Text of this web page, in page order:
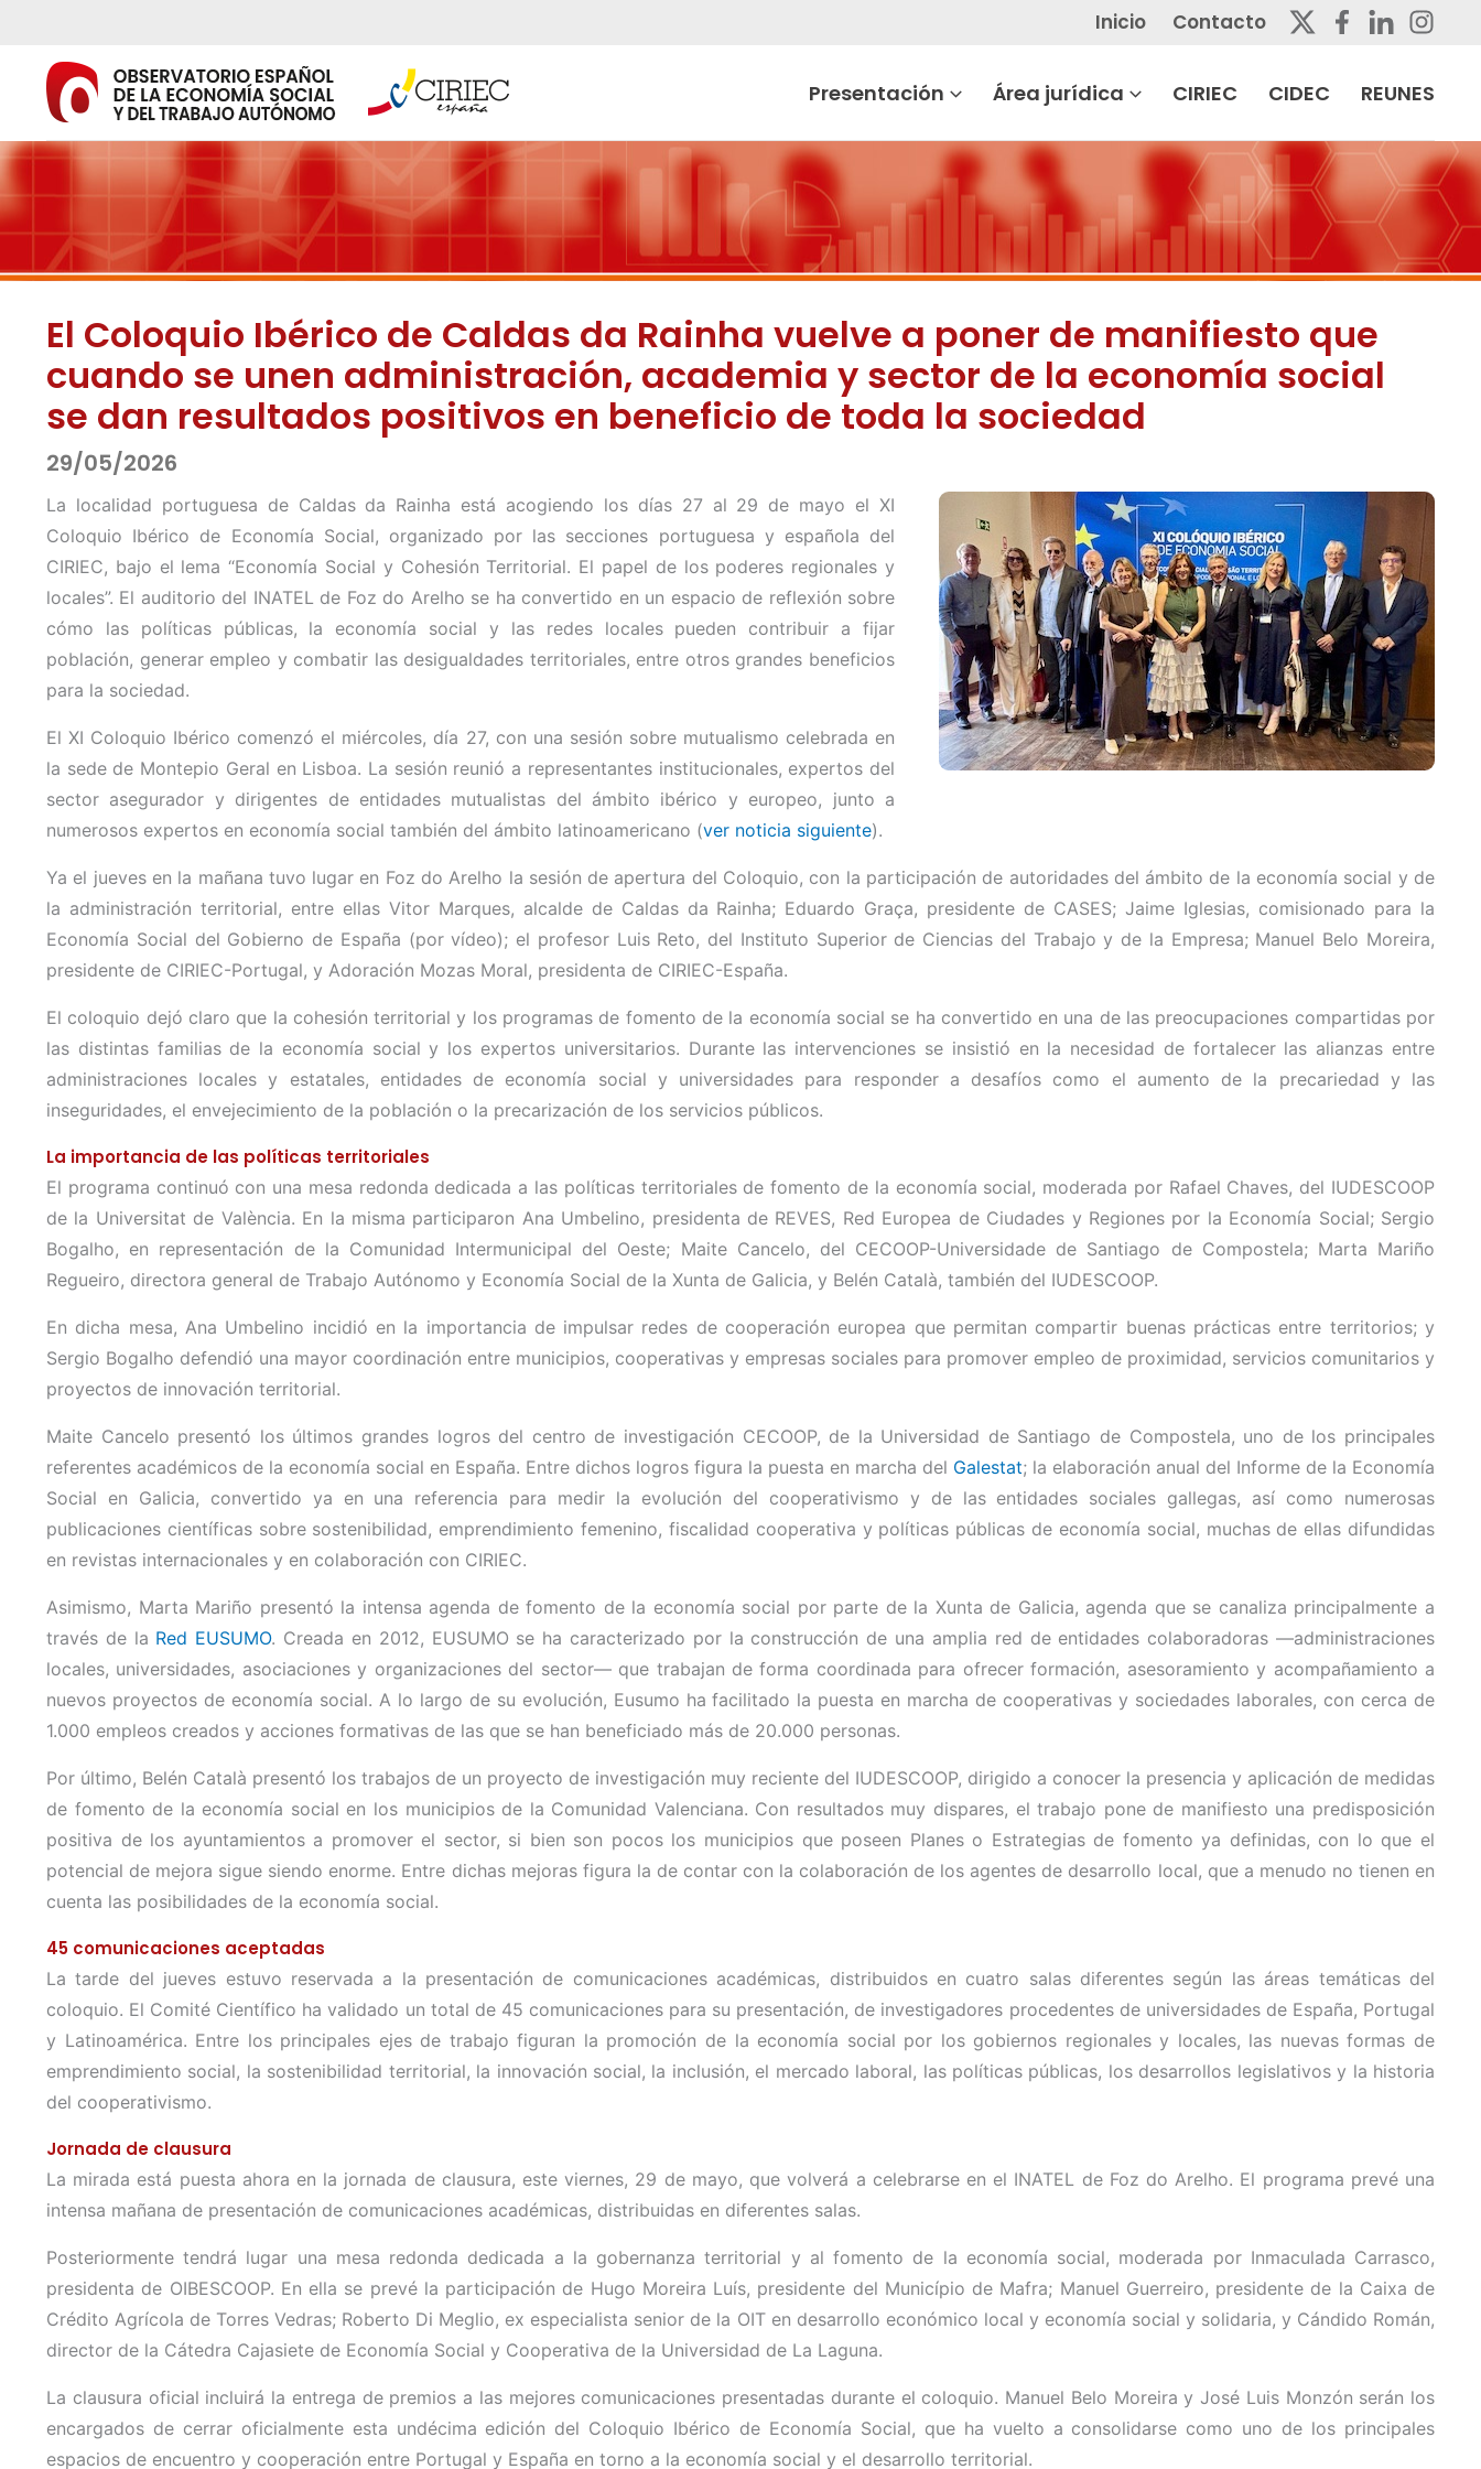
contenido
Inicio Contacto
Presentación Área jurídica CIRIEC CIDEC REUNES
El Coloquio Ibérico de Caldas da Rainha vuelve a poner de manifiesto que
cuando se unen administración, academia y sector de la economía social
se dan resultados positivos en beneficio de toda la sociedad
29/05/2026
La localidad portuguesa de Caldas da Rainha está acogiendo los días 27 al 29 de mayo el XI
Coloquio Ibérico de Economía Social, organizado por las secciones portuguesa y española del
CIRIEC, bajo el lema “Economía Social y Cohesión Territorial. El papel de los poderes regionales y
locales”. El auditorio del INATEL de Foz do Arelho se ha convertido en un espacio de reflexión sobre
cómo las políticas públicas, la economía social y las redes locales pueden contribuir a fijar
población, generar empleo y combatir las desigualdades territoriales, entre otros grandes beneficios
para la sociedad.
El XI Coloquio Ibérico comenzó el miércoles, día 27, con una sesión sobre mutualismo celebrada en
la sede de Montepio Geral en Lisboa. La sesión reunió a representantes institucionales, expertos del
sector asegurador y dirigentes de entidades mutualistas del ámbito ibérico y europeo, junto a
numerosos expertos en economía social también del ámbito latinoamericano (ver noticia siguiente).
Ya el jueves en la mañana tuvo lugar en Foz do Arelho la sesión de apertura del Coloquio, con la participación de autoridades del ámbito de la economía social y de
la administración territorial, entre ellas Vitor Marques, alcalde de Caldas da Rainha; Eduardo Graça, presidente de CASES; Jaime Iglesias, comisionado para la
Economía Social del Gobierno de España (por vídeo); el profesor Luis Reto, del Instituto Superior de Ciencias del Trabajo y de la Empresa; Manuel Belo Moreira,
presidente de CIRIEC-Portugal, y Adoración Mozas Moral, presidenta de CIRIEC-España.
El coloquio dejó claro que la cohesión territorial y los programas de fomento de la economía social se ha convertido en una de las preocupaciones compartidas por
las distintas familias de la economía social y los expertos universitarios. Durante las intervenciones se insistió en la necesidad de fortalecer las alianzas entre
administraciones locales y estatales, entidades de economía social y universidades para responder a desafíos como el aumento de la precariedad y las
inseguridades, el envejecimiento de la población o la precarización de los servicios públicos.
La importancia de las políticas territoriales
El programa continuó con una mesa redonda dedicada a las políticas territoriales de fomento de la economía social, moderada por Rafael Chaves, del IUDESCOOP
de la Universitat de València. En la misma participaron Ana Umbelino, presidenta de REVES, Red Europea de Ciudades y Regiones por la Economía Social; Sergio
Bogalho, en representación de la Comunidad Intermunicipal del Oeste; Maite Cancelo, del CECOOP-Universidade de Santiago de Compostela; Marta Mariño
Regueiro, directora general de Trabajo Autónomo y Economía Social de la Xunta de Galicia, y Belén Català, también del IUDESCOOP.
En dicha mesa, Ana Umbelino incidió en la importancia de impulsar redes de cooperación europea que permitan compartir buenas prácticas entre territorios; y
Sergio Bogalho defendió una mayor coordinación entre municipios, cooperativas y empresas sociales para promover empleo de proximidad, servicios comunitarios y
proyectos de innovación territorial.
Maite Cancelo presentó los últimos grandes logros del centro de investigación CECOOP, de la Universidad de Santiago de Compostela, uno de los principales
referentes académicos de la economía social en España. Entre dichos logros figura la puesta en marcha del Galestat; la elaboración anual del Informe de la Economía
Social en Galicia, convertido ya en una referencia para medir la evolución del cooperativismo y de las entidades sociales gallegas, así como numerosas
publicaciones científicas sobre sostenibilidad, emprendimiento femenino, fiscalidad cooperativa y políticas públicas de economía social, muchas de ellas difundidas
en revistas internacionales y en colaboración con CIRIEC.
Asimismo, Marta Mariño presentó la intensa agenda de fomento de la economía social por parte de la Xunta de Galicia, agenda que se canaliza principalmente a
través de la Red EUSUMO. Creada en 2012, EUSUMO se ha caracterizado por la construcción de una amplia red de entidades colaboradoras —administraciones
locales, universidades, asociaciones y organizaciones del sector— que trabajan de forma coordinada para ofrecer formación, asesoramiento y acompañamiento a
nuevos proyectos de economía social. A lo largo de su evolución, Eusumo ha facilitado la puesta en marcha de cooperativas y sociedades laborales, con cerca de
1.000 empleos creados y acciones formativas de las que se han beneficiado más de 20.000 personas.
Por último, Belén Català presentó los trabajos de un proyecto de investigación muy reciente del IUDESCOOP, dirigido a conocer la presencia y aplicación de medidas
de fomento de la economía social en los municipios de la Comunidad Valenciana. Con resultados muy dispares, el trabajo pone de manifiesto una predisposición
positiva de los ayuntamientos a promover el sector, si bien son pocos los municipios que poseen Planes o Estrategias de fomento ya definidas, con lo que el
potencial de mejora sigue siendo enorme. Entre dichas mejoras figura la de contar con la colaboración de los agentes de desarrollo local, que a menudo no tienen en
cuenta las posibilidades de la economía social.
45 comunicaciones aceptadas
La tarde del jueves estuvo reservada a la presentación de comunicaciones académicas, distribuidos en cuatro salas diferentes según las áreas temáticas del
coloquio. El Comité Científico ha validado un total de 45 comunicaciones para su presentación, de investigadores procedentes de universidades de España, Portugal
y Latinoamérica. Entre los principales ejes de trabajo figuran la promoción de la economía social por los gobiernos regionales y locales, las nuevas formas de
emprendimiento social, la sostenibilidad territorial, la innovación social, la inclusión, el mercado laboral, las políticas públicas, los desarrollos legislativos y la historia
del cooperativismo.
Jornada de clausura
La mirada está puesta ahora en la jornada de clausura, este viernes, 29 de mayo, que volverá a celebrarse en el INATEL de Foz do Arelho. El programa prevé una
intensa mañana de presentación de comunicaciones académicas, distribuidas en diferentes salas.
Posteriormente tendrá lugar una mesa redonda dedicada a la gobernanza territorial y al fomento de la economía social, moderada por Inmaculada Carrasco,
presidenta de OIBESCOOP. En ella se prevé la participación de Hugo Moreira Luís, presidente del Município de Mafra; Manuel Guerreiro, presidente de la Caixa de
Crédito Agrícola de Torres Vedras; Roberto Di Meglio, ex especialista senior de la OIT en desarrollo económico local y economía social y solidaria, y Cándido Román,
director de la Cátedra Cajasiete de Economía Social y Cooperativa de la Universidad de La Laguna.
La clausura oficial incluirá la entrega de premios a las mejores comunicaciones presentadas durante el coloquio. Manuel Belo Moreira y José Luis Monzón serán los
encargados de cerrar oficialmente esta undécima edición del Coloquio Ibérico de Economía Social, que ha vuelto a consolidarse como uno de los principales
espacios de encuentro y cooperación entre Portugal y España en torno a la economía social y el desarrollo territorial.